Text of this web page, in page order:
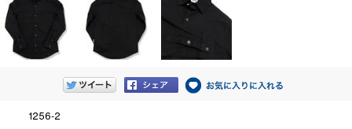
1256-2